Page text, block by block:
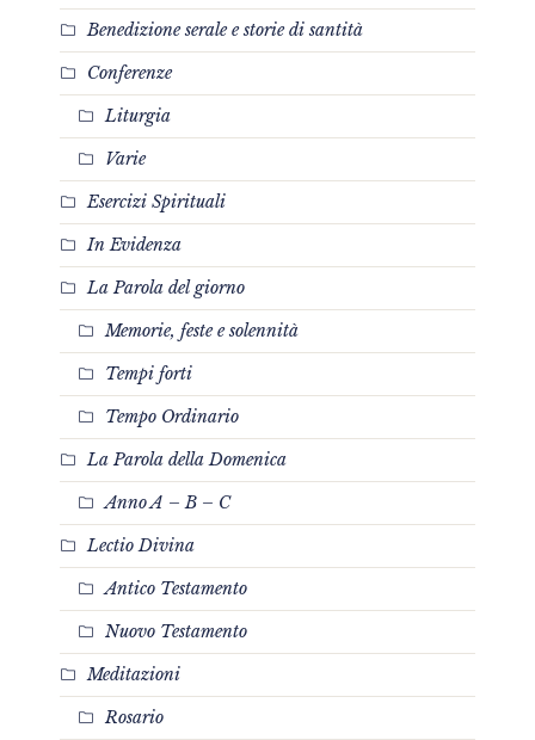
Benedizione serale e storie di santità
Conferenze
Liturgia
Varie
Esercizi Spirituali
In Evidenza
La Parola del giorno
Memorie, feste e solennità
Tempi forti
Tempo Ordinario
La Parola della Domenica
Anno A – B – C
Lectio Divina
Antico Testamento
Nuovo Testamento
Meditazioni
Rosario